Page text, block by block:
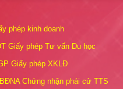
phép kinh doanh
Giấy phép Tư vấn Du học
Giấy phép XKLĐ
Chứng nhận phái cử TTS